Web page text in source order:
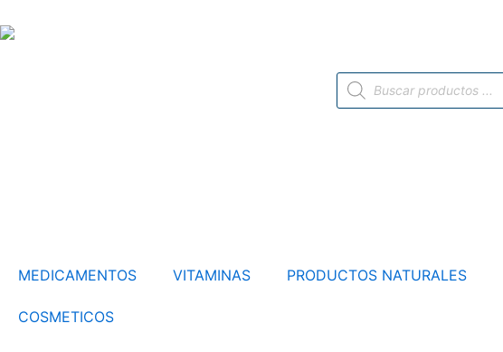
al
Búsqueda
de
MEDICAMENTOS VITAMINAS PRODUCTOS NATURALES
COSMETICOS